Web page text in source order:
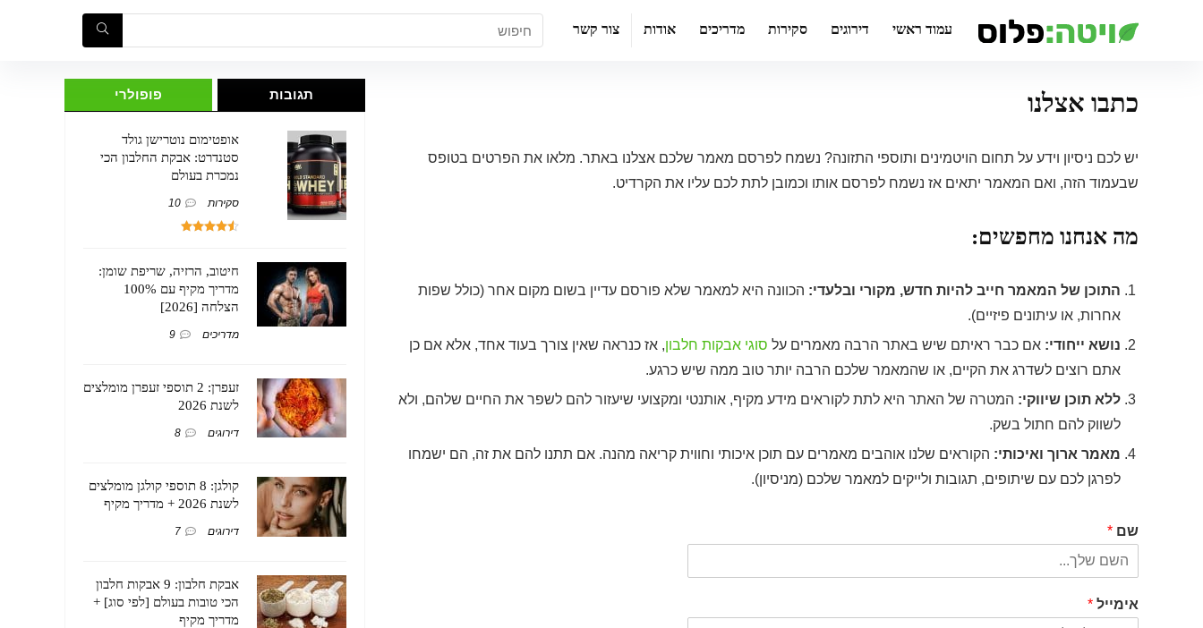
עמוד ראשי דירוגים סקירות מדריכים אודות צור קשר
כתבו אצלנו
יש לכם ניסיון וידע על תחום הויטמינים ותוספי התזונה? נשמח לפרסם מאמר שלכם אצלנו באתר. מלאו את הפרטים בטופס
שבעמוד הזה, ואם המאמר יתאים אז נשמח לפרסם אותו וכמובן לתת לכם עליו את הקרדיט.
מה אנחנו מחפשים:
התוכן של המאמר חייב להיות חדש, מקורי ובלעדי: הכוונה היא למאמר שלא פורסם עדיין בשום מקום אחר (כולל שפות
אחרות, או עיתונים פיזיים).
נושא ייחודי: אם כבר ראיתם שיש באתר הרבה מאמרים על סוגי אבקות חלבון, אז כנראה שאין צורך בעוד אחד, אלא אם כן
אתם רוצים לשדרג את הקיים, או שהמאמר שלכם הרבה יותר טוב ממה שיש כרגע.
ללא תוכן שיווקי: המטרה של האתר היא לתת לקוראים מידע מקיף, אותנטי ומקצועי שיעזור להם לשפר את החיים שלהם, ולא
לשווק להם חתול בשק.
מאמר ארוך ואיכותי: הקוראים שלנו אוהבים מאמרים עם תוכן איכותי וחווית קריאה מהנה. אם תתנו להם את זה, הם ישמחו
לפרגן לכם עם שיתופים, תגובות ולייקים למאמר שלכם (מניסיון).
שם *
אימייל *
פופולרי תגובות
אופטימום נוטרישן גולד
סטנדרט: אבקת החלבון הכי
נמכרת בעולם
סקירות 10
חיטוב, הרזיה, שריפת שומן:
מדריך מקיף עם 100%
הצלחה [2026]
מדריכים 9
זעפרן: 2 תוספי זעפרן מומלצים
לשנת 2026
דירוגים 8
קולגן: 8 תוספי קולגן מומלצים
לשנת 2026 + מדריך מקיף
דירוגים 7
אבקת חלבון: 9 אבקות חלבון
הכי טובות בעולם [לפי סוג] +
מדריך מקיף